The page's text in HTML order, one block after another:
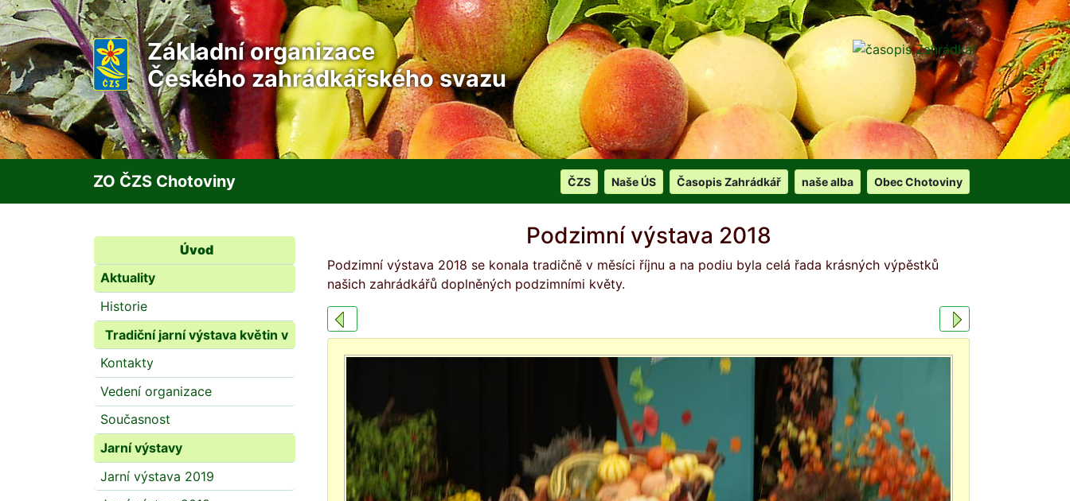
Základní organizace
Českého zahrádkářského svazu
ZO ČZS Chotoviny ČZS Naše ÚS Časopis Zahrádkář naše alba Obec Chotoviny
Úvod
Aktuality
Historie
Tradiční jarní výstava květin v
Kontakty
Vedení organizace
Současnost
Jarní výstavy
Jarní výstava 2019
Podzimní výstava 2018
Podzimní výstava 2018 se konala tradičně v měsíci říjnu a na podiu byla celá řada krásných výpěstků
našich zahrádkářů doplněných podzimními květy.